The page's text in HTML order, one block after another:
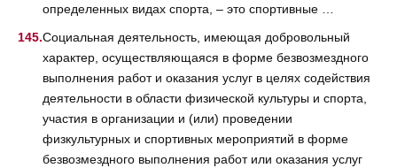
определенных видах спорта, – это спортивные …
Социальная деятельность, имеющая добровольный
характер, осуществляющаяся в форме безвозмездного
выполнения работ и оказания услуг в целях содействия
деятельности в области физической культуры и спорта,
участия в организации и (или) проведении
физкультурных и спортивных мероприятий в форме
безвозмездного выполнения работ или оказания услуг